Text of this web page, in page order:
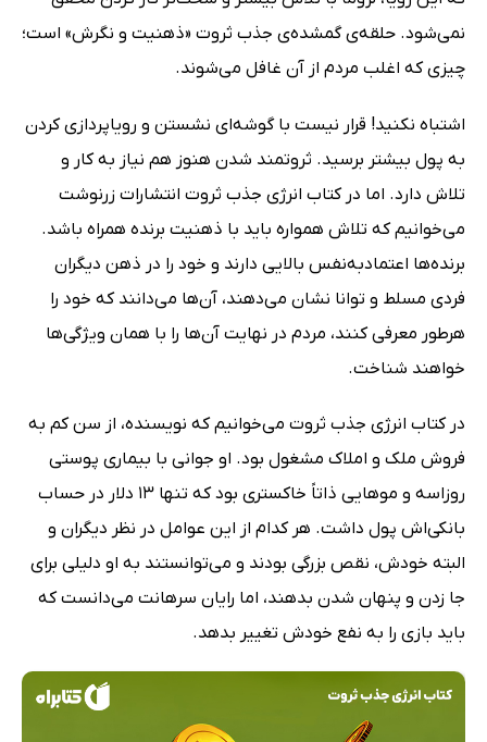
نمی‌شود. حلقه‌ی گمشده‌ی جذب ثروت «ذهنیت و نگرش» است؛
چیزی که اغلب مردم از آن غافل می‌شوند.
اشتباه نکنید! قرار نیست با گوشه‌ای نشستن و رویاپردازی کردن
به پول بیشتر برسید. ثروتمند شدن هنوز هم نیاز به کار و
تلاش دارد. اما در کتاب انرژی جذب ثروت انتشارات زرنوشت
می‌خوانیم که تلاش همواره باید با ذهنیت برنده همراه باشد.
برنده‌ها اعتمادبه‌نفس بالایی دارند و خود را در ذهن دیگران
فردی مسلط و توانا نشان می‌دهند، آن‌ها می‌دانند که خود را
هرطور معرفی کنند، مردم در نهایت آن‌ها را با همان ویژگی‌ها
خواهند شناخت.
در کتاب انرژی جذب ثروت می‌خوانیم که نویسنده، از سن کم به
فروش ملک و املاک مشغول بود. او جوانی با بیماری پوستی
روزاسه و موهایی ذاتاً خاکستری بود که تنها 13 دلار در حساب
بانکی‌اش پول داشت. هر کدام از این عوامل در نظر دیگران و
البته خودش، نقص بزرگی بودند و می‌توانستند به او دلیلی برای
جا زدن و پنهان شدن بدهند، اما رایان سرهانت می‌دانست که
باید بازی را به نفع خودش تغییر بدهد.